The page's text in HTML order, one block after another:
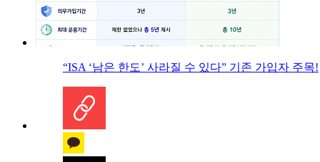
“ISA ‘남은 한도’ 사라질 수 있다” 기존 가입자 주목!